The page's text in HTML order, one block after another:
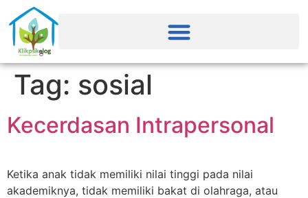
Tag: sosial
Kecerdasan Intrapersonal
Ketika anak tidak memiliki nilai tinggi pada nilai
akademiknya, tidak memiliki bakat di olahraga, atau